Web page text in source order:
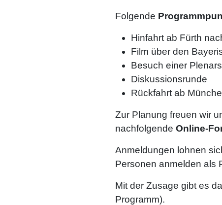
Folgende
Hinfahrt ab Fürth
Film über den
Besuch einer
Diskussionsrunde
Rückfahrt ab
Zur Planung freuen wir
nachfolgende Online-
Anmeldungen lohnen
Personen anmelden als
Mit der Zusage gibt es
Programm).